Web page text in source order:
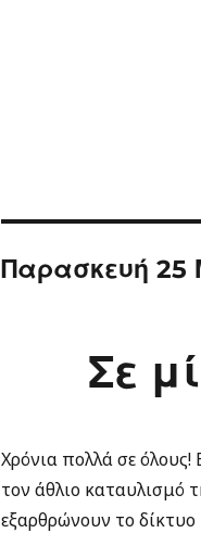
Παρασκευή 25
Σε
Χρόνια πολλά σε όλους!
τον άθλιο καταυλισμό
εξαρθρώνουν το